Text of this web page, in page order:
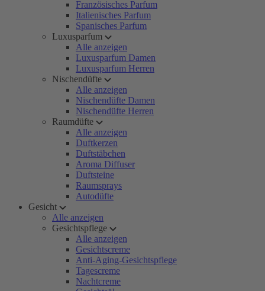
Französisches Parfum
Italienisches Parfum
Spanisches Parfum
Luxusparfum
Alle anzeigen
Luxusparfum Damen
Luxusparfum Herren
Nischendüfte
Alle anzeigen
Nischendüfte Damen
Nischendüfte Herren
Raumdüfte
Alle anzeigen
Duftkerzen
Duftstäbchen
Aroma Diffuser
Duftsteine
Raumsprays
Autodüfte
Gesicht
Alle anzeigen
Gesichtspflege
Alle anzeigen
Gesichtscreme
Anti-Aging-Gesichtspflege
Tagescreme
Nachtcreme